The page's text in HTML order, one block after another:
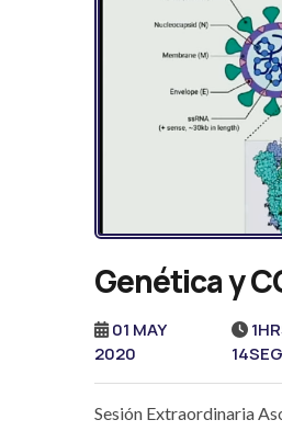
Genética y
01 MAY
2020
14SEG
Sesión Extraordinaria